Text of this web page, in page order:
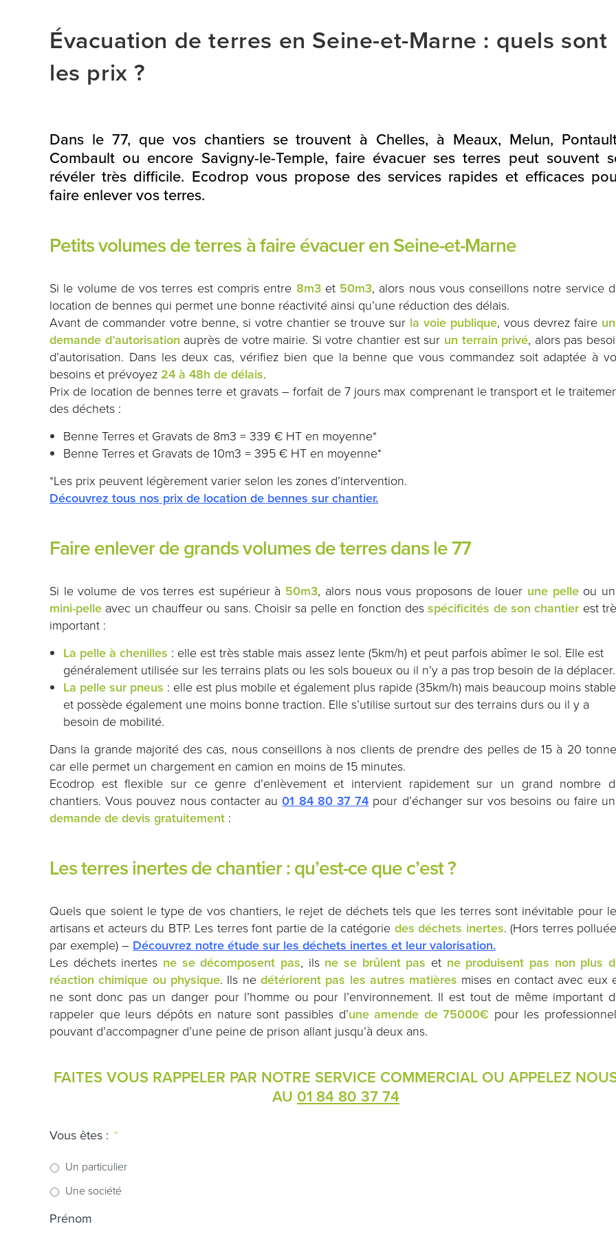
Évacuation de terres en Seine-et-Marne : quels sont
les prix ?
Dans le 77, que vos chantiers se trouvent à Chelles, à Meaux, Melun,
Combault ou encore Savigny-le-Temple, faire évacuer ses terres peut souvent
révéler très difficile. Ecodrop vous propose des services rapides et efficaces
faire enlever vos terres.
Petits volumes de terres à faire évacuer en Seine-et-Marne
Si le volume de vos terres est compris entre 8m3et 50m3, alors nous vous conseillons notre service
location de bennes qui permet une bonne réactivité ainsi qu’une réduction des délais.
Avant de commander votre benne, si votre chantier se trouve sur la voie publique, vous devrez faire
demande d’autorisation auprès de votre mairie. Si votre chantier est sur un terrain privé, alors pas
d’autorisation. Dans les deux cas, vérifiez bien que la benne que vous commandez soit adaptée à
besoins et prévoyez 24 à 48h de délais.
Prix de location de bennes terre et gravats – forfait de 7 jours max comprenant le transport et le
des déchets :
Benne Terres et Gravats de 8m3 = 339 € HT en moyenne*
Benne Terres et Gravats de 10m3 = 395 € HT en moyenne*
*Les prix peuvent légèrement varier selon les zones d’intervention.
Découvrez tous nos prix de location de bennes sur chantier.
Faire enlever de grands volumes de terres dans le 77
Si le volume de vos terres est supérieur à 50m3, alors nous vous proposons de louer une pelleou
mini-pelle avec un chauffeur ou sans. Choisir sa pelle en fonction desspécificités de son chantier est
important :
La pelle à chenilles : elle est très stable mais assez lente (5km/h) et peut parfois abîmer le sol. Elle est
généralement utilisée sur les terrains plats ou les sols boueux ou il n’y a pas trop besoin de la déplacer.
La pelle sur pneus : elle est plus mobile et également plus rapide (35km/h) mais beaucoup moins stable
et possède également une moins bonne traction. Elle s’utilise surtout sur des terrains durs ou il y a
besoin de mobilité.
Dans la grande majorité des cas, nous conseillons à nos clients de prendre des pelles de 15 à 20
car elle permet un chargement en camion en moins de 15 minutes.
Ecodrop est flexible sur ce genre d’enlèvement et intervient rapidement sur un grand nombre
chantiers. Vous pouvez nous contacter au01 84 80 37 74 pour d’échanger sur vos besoins ou faire
demande de devis gratuitement :
Les terres inertes de chantier : qu’est-ce que c’est ?
Quels que soient le type de vos chantiers, le rejet de déchets tels que les terres sont inévitable pour
artisans et acteurs du BTP. Les terres font partie de la catégorie des déchets inertes. (Hors terres
par exemple) – Découvrez notre étude sur les déchets inertes et leur valorisation.
Les déchets inertes ne se décomposent pas, ils ne se brûlent pas et ne produisent pas non plus
réaction chimique ou physique. Ils ne détériorent pas les autres matières mises en contact avec eux
ne sont donc pas un danger pour l’homme ou pour l’environnement. Il est tout de même important
rappeler que leurs dépôts en nature sont passibles d’une amende de 75000€ pour les
pouvant d’accompagner d’une peine de prison allant jusqu’à deux ans.
FAITES VOUS RAPPELER PAR NOTRE SERVICE COMMERCIAL OU APPELEZ
AU 01 84 80 37 74
Vous êtes : *
Un particulier
Une société
Prénom